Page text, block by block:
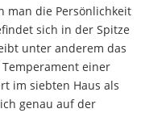
man die Persönlichkeit
sich in der Spitze
unter anderem das
einer
im siebten Haus als
genau auf der